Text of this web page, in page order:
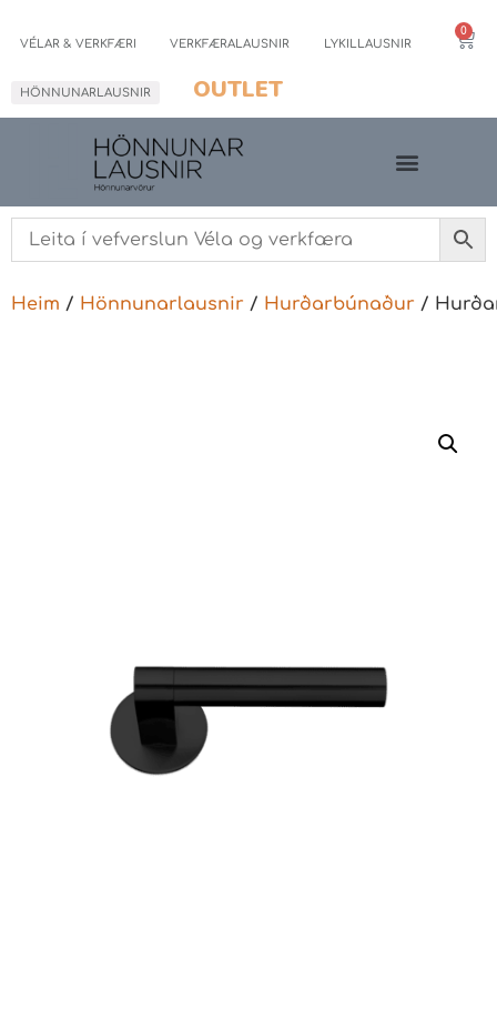
VÉLAR & VERKFÆRI VERKFÆRALAUSNIR LYKILLAUSNIR
HÖNNUNARLAUSNIR OUTLET
0
Heim / Hönnunarlausnir / Hurðarbúnaður /